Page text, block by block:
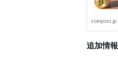
coinpost.jp
追加情報